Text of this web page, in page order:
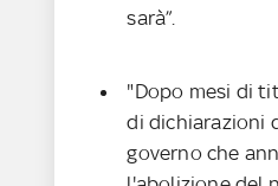
sarà”.
"Dopo mesi di
di dichiarazioni
governo che